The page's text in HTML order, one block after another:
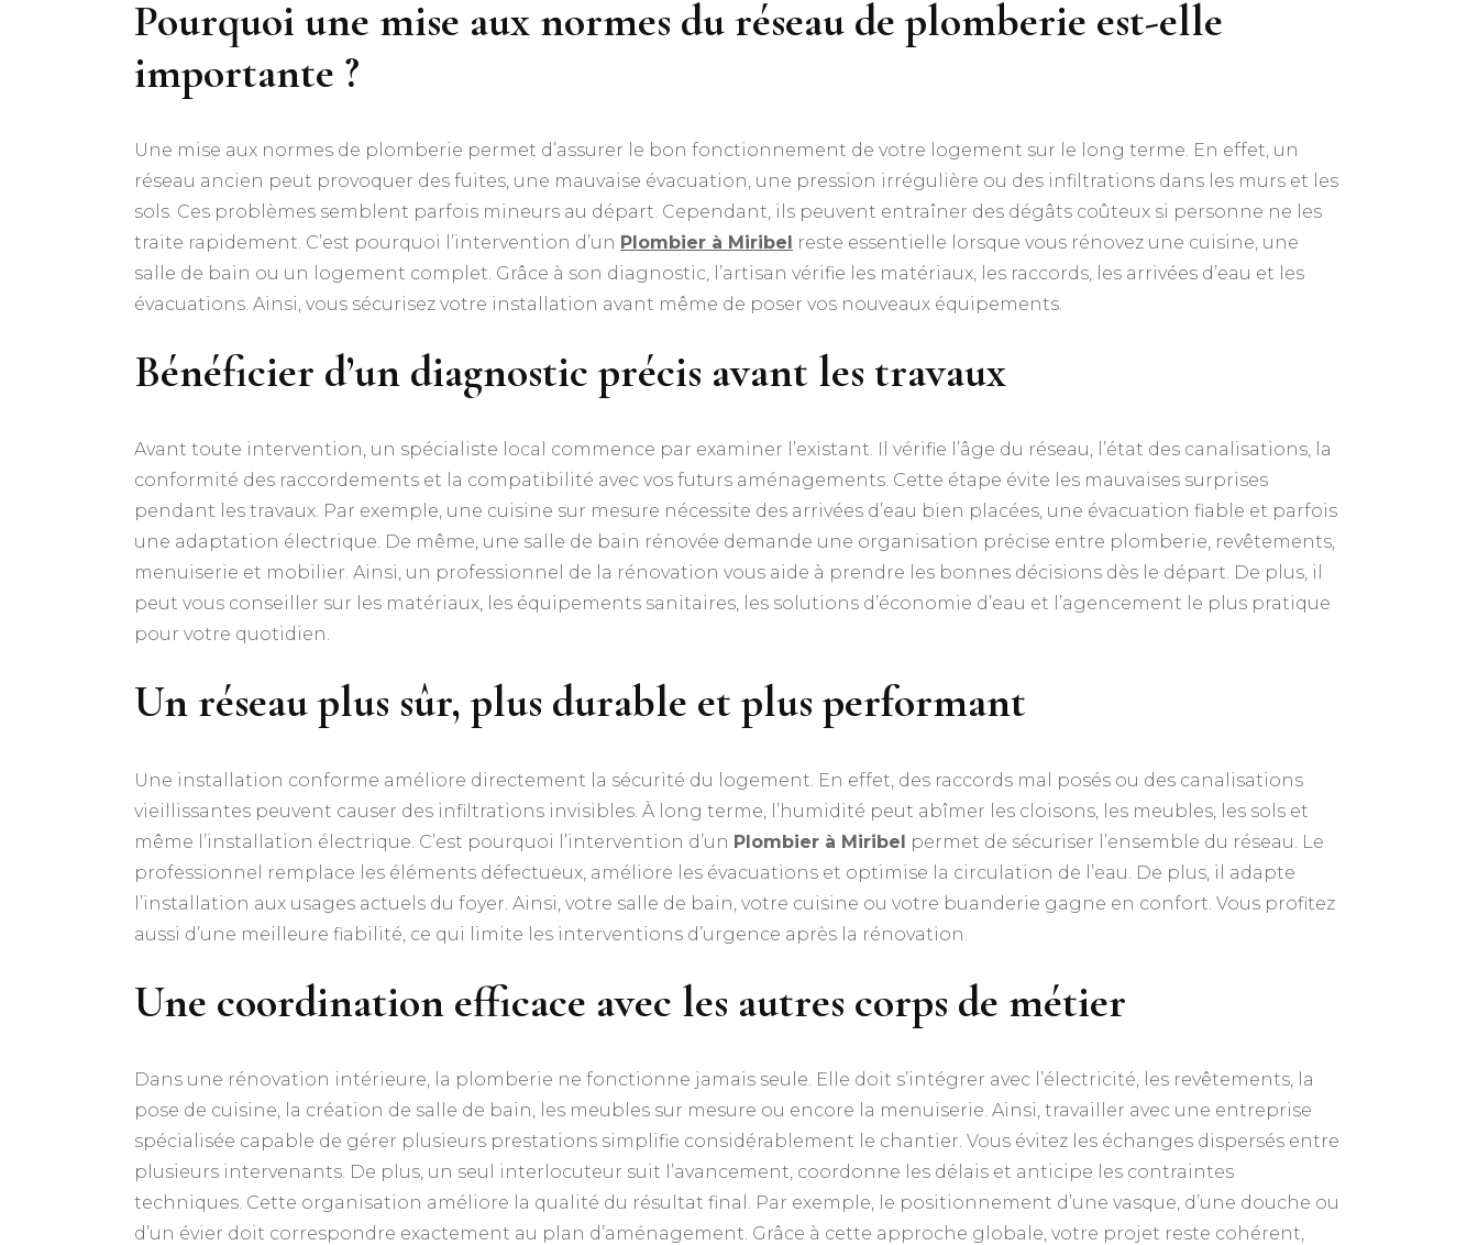
Pourquoi une mise aux normes du réseau de plomberie est-elle
importante ?
Une mise aux normes de plomberie permet d’assurer le bon fonctionnement de votre logement sur le long terme. En effet, un
réseau ancien peut provoquer des fuites, une mauvaise évacuation, une pression irrégulière ou des infiltrations dans les murs et les
sols. Ces problèmes semblent parfois mineurs au départ. Cependant, ils peuvent entraîner des dégâts coûteux si personne ne les
traite rapidement. C’est pourquoi l’intervention d’un Plombier à Miribel
reste essentielle lorsque vous rénovez une cuisine, une
salle de bain ou un logement complet. Grâce à son diagnostic, l’artisan vérifie les matériaux, les raccords, les arrivées d’eau et les
évacuations. Ainsi, vous sécurisez votre installation avant même de poser vos nouveaux équipements.
Bénéficier d’un diagnostic précis avant les travaux
Avant toute intervention, un spécialiste local commence par examiner l’existant. Il vérifie l’âge du réseau, l’état des canalisations, la
conformité des raccordements et la compatibilité avec vos futurs aménagements. Cette étape évite les mauvaises surprises
pendant les travaux. Par exemple, une cuisine sur mesure nécessite des arrivées d’eau bien placées, une évacuation fiable et parfois
une adaptation électrique. De même, une salle de bain rénovée demande une organisation précise entre plomberie, revêtements,
menuiserie et mobilier. Ainsi, un professionnel de la rénovation vous aide à prendre les bonnes décisions dès le départ. De plus, il
peut vous conseiller sur les matériaux, les équipements sanitaires, les solutions d’économie d’eau et l’agencement le plus pratique
pour votre quotidien.
Un réseau plus sûr, plus durable et plus performant
Une installation conforme améliore directement la sécurité du logement. En effet, des raccords mal posés ou des canalisations
vieillissantes peuvent causer des infiltrations invisibles. À long terme, l’humidité peut abîmer les cloisons, les meubles, les sols et
même l’installation électrique. C’est pourquoi l’intervention d’un Plombier à Miribel permet de sécuriser l’ensemble du réseau. Le
professionnel remplace les éléments défectueux, améliore les évacuations et optimise la circulation de l’eau. De plus, il adapte
l’installation aux usages actuels du foyer. Ainsi, votre salle de bain, votre cuisine ou votre buanderie gagne en confort. Vous profitez
aussi d’une meilleure fiabilité, ce qui limite les interventions d’urgence après la rénovation.
Une coordination efficace avec les autres corps de métier
Dans une rénovation intérieure, la plomberie ne fonctionne jamais seule. Elle doit s’intégrer avec l’électricité, les revêtements, la
pose de cuisine, la création de salle de bain, les meubles sur mesure ou encore la menuiserie. Ainsi, travailler avec une entreprise
spécialisée capable de gérer plusieurs prestations simplifie considérablement le chantier. Vous évitez les échanges dispersés entre
plusieurs intervenants. De plus, un seul interlocuteur suit l’avancement, coordonne les délais et anticipe les contraintes
techniques. Cette organisation améliore la qualité du résultat final. Par exemple, le positionnement d’une vasque, d’une douche ou
d’un évier doit correspondre exactement au plan d’aménagement. Grâce à cette approche globale, votre projet reste cohérent,